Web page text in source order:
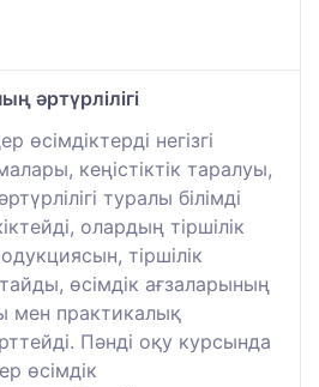
әртүрлілігі
өсімдіктерді негізгі
кеңістіктік таралуы,
туралы білімді
олардың тіршілік
тіршілік
өсімдік ағзаларының
мен практикалық
Пәнді оқу курсында
өсімдік